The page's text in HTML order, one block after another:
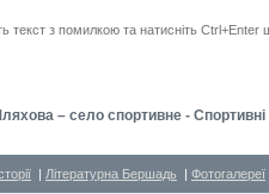
текст з помилкою та натисніть Ctrl+Enter
– село спортивне -
| Літературна Бершадь | Фотогалереї